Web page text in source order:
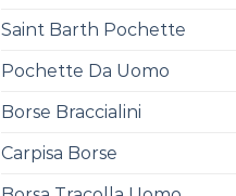
Saint Barth Pochette
Pochette Da Uomo
Borse Braccialini
Carpisa Borse